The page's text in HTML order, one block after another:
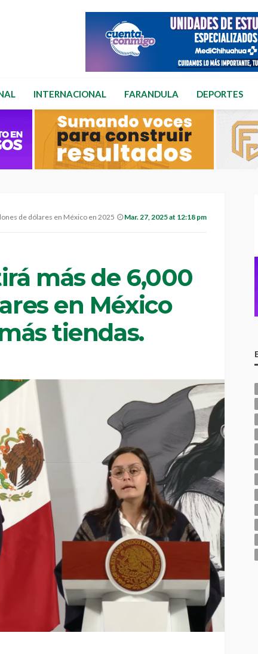
INTERNACIONAL FARANDULA DEPORTES
en México en 2025; abrirá más tiendas. Mar. 27, 2025 at 12:18 pm
más de 6,000
en México
tiendas.